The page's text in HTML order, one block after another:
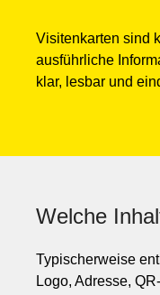
Visitenkarten sind
ausführliche
klar, lesbar und
Welche
Typischerweise
Logo, Adresse,